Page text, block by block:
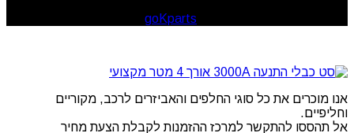
goKparts
אנו מוכרים את כל סוגי החלפים והאביזרים לרכב, מקוריים
וחליפיים.
אל תהססו להתקשר למרכז ההזמנות לקבלת הצעת מחיר